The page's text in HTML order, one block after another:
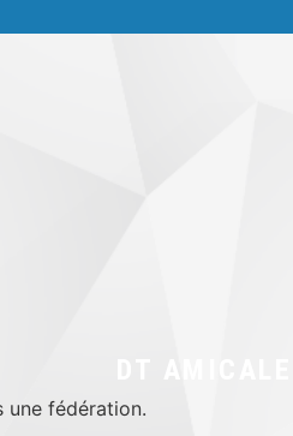
une fédération.